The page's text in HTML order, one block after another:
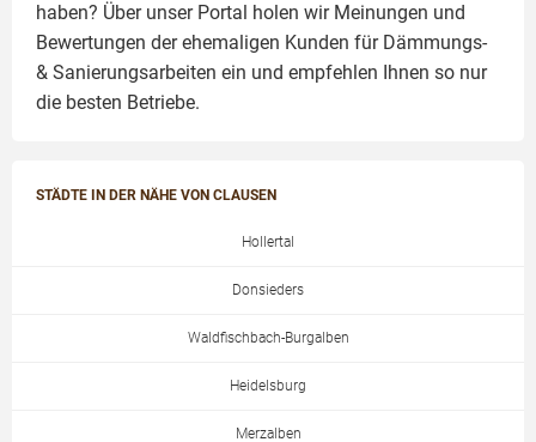
haben? Über unser Portal holen wir Meinungen und
Bewertungen der ehemaligen Kunden für Dämmungs-
& Sanierungsarbeiten ein und empfehlen Ihnen so nur
die besten Betriebe.
STÄDTE IN DER NÄHE VON CLAUSEN
Hollertal
Donsieders
Waldfischbach-Burgalben
Heidelsburg
Merzalben